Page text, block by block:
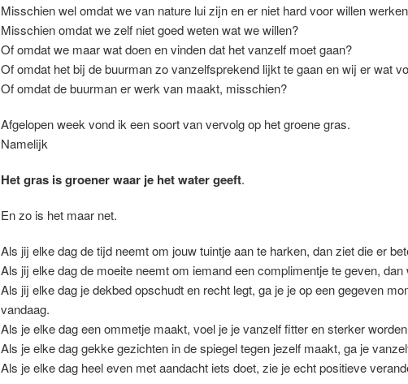
Misschien wel omdat we van nature lui zijn en er niet hard voor willen
Misschien omdat we zelf niet goed weten wat we willen?
Of omdat we maar wat doen en vinden dat het vanzelf moet gaan?
Of omdat het bij de buurman zo vanzelfsprekend lijkt te gaan en wij er wat
Of omdat de buurman er werk van maakt, misschien?
Afgelopen week vond ik een soort van vervolg op het groene gras.
Namelijk
Het gras is groener waar je het water geeft.
En zo is het maar net.
Als jij elke dag de tijd neemt om jouw tuintje aan te harken, dan ziet die er
Als jij elke dag de moeite neemt om iemand een complimentje te geven,
Als jij elke dag je dekbed opschudt en recht legt, ga je je op een gegeven
vandaag.
Als je elke dag een ommetje maakt, voel je je vanzelf fitter en sterker
Als je elke dag gekke gezichten in de spiegel tegen jezelf maakt, ga je
Als je elke dag heel even met aandacht iets doet, zie je echt positieve